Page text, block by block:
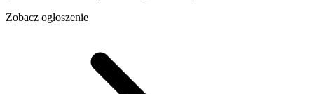
Zobacz ogłoszenie